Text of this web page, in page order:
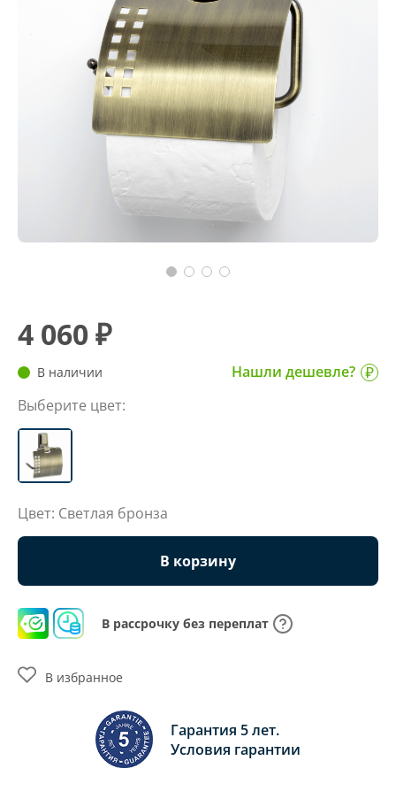
4 060 ₽
В наличии
Нашли дешевле?
Выберите цвет:
Цвет: Светлая бронза
В корзину
В рассрочку без переплат
Гарантия 5 лет.
Условия гарантии
В избранное